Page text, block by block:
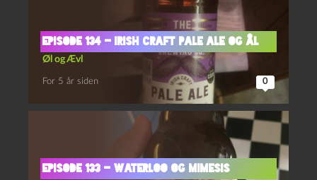
Episode 134 – Irish Craft Pale Ale og Ål
Øl og Ævl
For 5 år siden 0
Episode 133 – Waterloo og Mimesis